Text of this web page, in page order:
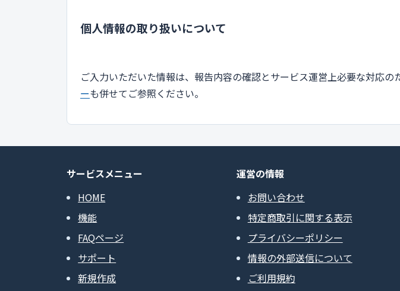
個人情報の取り扱いについて
ご入力いただいた情報は、報告内容の確認とサービス運営上必要な対応
ーも併せてご参照ください。
サービスメニュー
HOME
機能
FAQページ
サポート
新規作成
運営の情報
お問い合わせ
特定商取引に関する表示
プライバシーポリシー
情報の外部送信について
ご利用規約